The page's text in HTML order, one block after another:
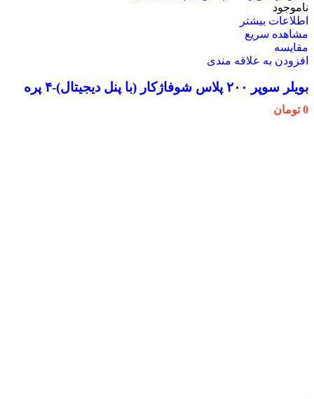
ناموجود
اطلاعات بیشتر
مشاهده سریع
مقایسه
افزودن به علاقه مندی
بویلر سوپر ۲۰۰ پلاس شوفاژکار (با پنل دیجیتال)-۴ پره
0 تومان